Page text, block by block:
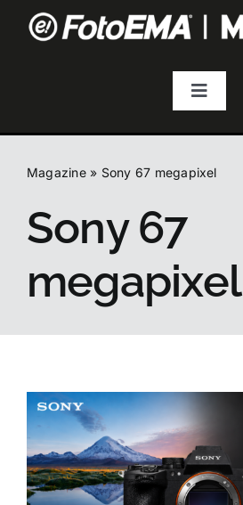
Toggle
Fotografia
La foto del mese
Guide
Magazine» Sony 67 megapixel
Sony 67
megapixel